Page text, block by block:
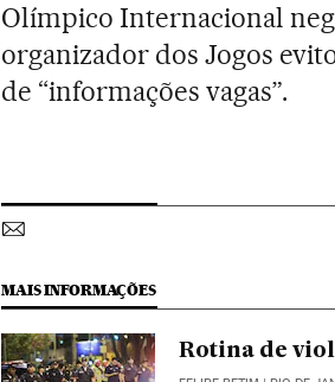
Olímpico Internacional
organizador dos Jogos
de “informações vagas”.
MAIS INFORMAÇÕES
Rotina de